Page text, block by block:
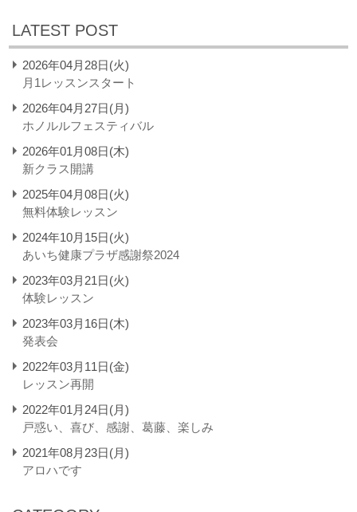
LATEST POST
2026年04月28日(火)
月1レッスンスタート
2026年04月27日(月)
ホノルルフェスティバル
2026年01月08日(木)
新クラス開講
2025年04月08日(火)
無料体験レッスン
2024年10月15日(火)
あいち健康プラザ感謝祭2024
2023年03月21日(火)
体験レッスン
2023年03月16日(木)
発表会
2022年03月11日(金)
レッスン再開
2022年01月24日(月)
戸惑い、喜び、感謝、葛藤、楽しみ
2021年08月23日(月)
アロハです